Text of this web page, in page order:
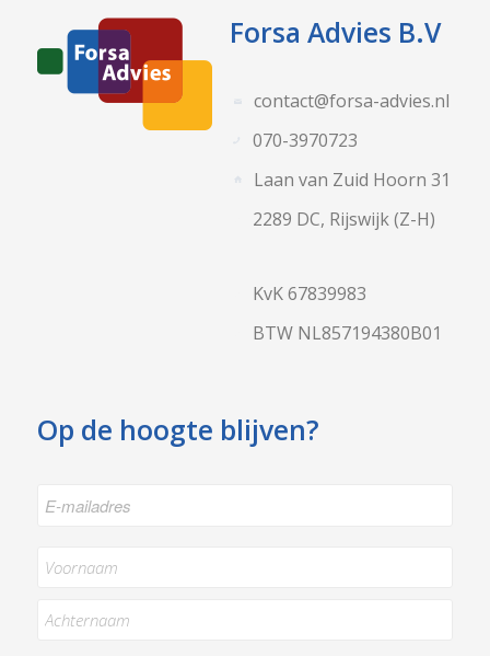
Forsa Advies B.V
contact@forsa-advies.nl
070-3970723
Laan van Zuid Hoorn 31
2289 DC, Rijswijk (Z-H)
KvK 67839983
BTW NL857194380B01
Op de hoogte blijven?
mailadres *